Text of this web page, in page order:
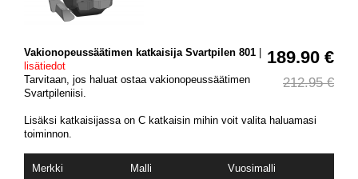
189.90 €
212.95 €
Vakionopeussäätimen katkaisija Svartpilen 801 |
lisätiedot
Tarvitaan, jos haluat ostaa vakionopeussäätimen
Svartpileniisi.
Lisäksi katkaisijassa on C katkaisin mihin voit valita haluamasi
toiminnon.
Merkki Malli
Vuosimalli